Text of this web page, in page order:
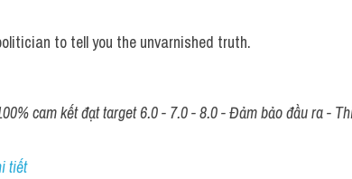
to tell you the unvarnished truth.
cam kết đạt target 6.0 - 7.0 - 8.0 - Đảm bảo đầu ra -
tiết